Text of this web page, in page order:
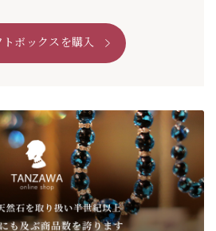
トボックスを購入